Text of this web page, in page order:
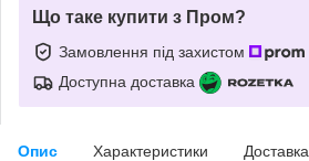
Що таке купити з Пром?
Замовлення під захистом
Доступна доставка
Опис Характеристики Доставка